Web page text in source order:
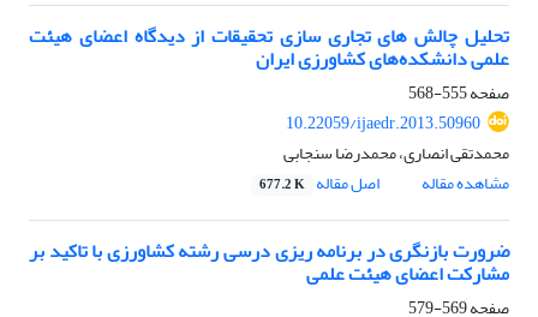
تحلیل چالش های تجاری سازی تحقیقات از دیدگاه اعضای هیئت
علمی دانشکده‌های کشاورزی ایران
صفحه555-568
10.22059/ijaedr.2013.50960
محمدتقی انصاری، محمدرضا سنجابی
مشاهده مقاله
اصل مقاله 677.2 K
ضرورت بازنگری در برنامه ریزی درسی رشته کشاورزی با تاکید بر
مشارکت اعضای هیئت علمی
صفحه569-579